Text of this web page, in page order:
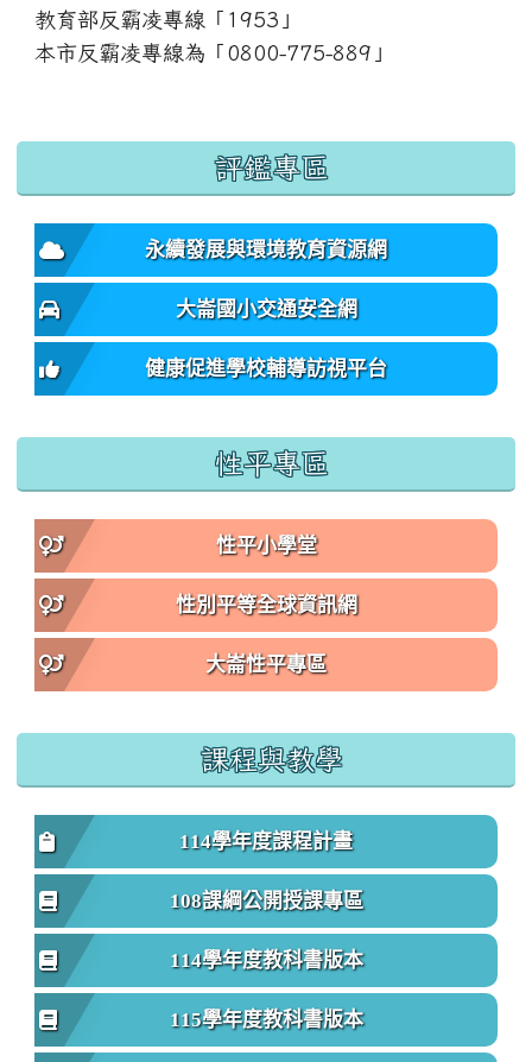
教育部反霸凌專線「1953」
本市反霸凌專線為「0800-775-889」
:::
評鑑專區
永續發展與環境教育資源網
大崙國小交通安全網
健康促進學校輔導訪視平台
性平專區
性平小學堂
性別平等全球資訊網
大崙性平專區
課程與教學
114學年度課程計畫
108課綱公開授課專區
114學年度教科書版本
115學年度教科書版本